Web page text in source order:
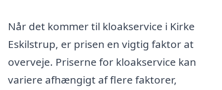
Når det kommer til kloakservice i Kirke
Eskilstrup, er prisen en vigtig faktor at
overveje. Priserne for kloakservice kan
variere afhængigt af flere faktorer,